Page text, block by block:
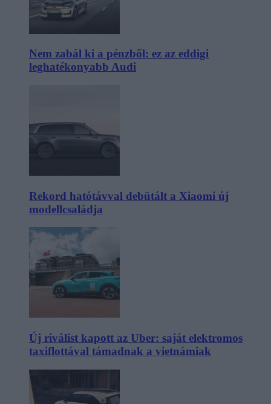
Nem zabál ki a pénzből: ez az eddigi
leghatékonyabb Audi
Rekord hatótávval debütált a Xiaomi új
modellcsaládja
Új riválist kapott az Uber: saját elektromos
taxiflottával támadnak a vietnámiak